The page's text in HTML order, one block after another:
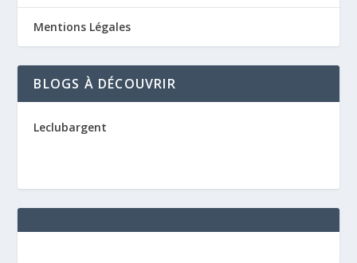
Mentions Légales
BLOGS À DÉCOUVRIR
Leclubargent